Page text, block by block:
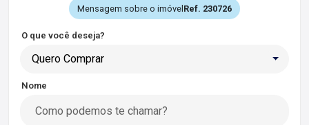
Mensagem sobre o imóvel Ref. 230726
O que você deseja?
Quero Comprar
Nome